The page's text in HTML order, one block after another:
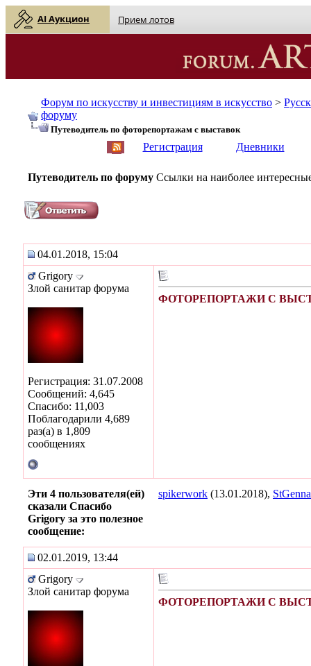
AI Аукцион Прием лотов
Форум по искусству и инвестициям в искусство >
форуму
Путеводитель по фоторепортажам с выставок
Регистрация Дневники
Путеводитель по форуму Ссылки на наиболее
04.01.2018, 15:04
Grigory
Злой санитар форума
Регистрация: 31.07.2008
Сообщений: 4,645
Спасибо: 11,003
Поблагодарили 4,689
раз(а) в 1,809
сообщениях
ФОТОРЕПОРТАЖИ С
Эти 4 пользователя(ей)
сказали Спасибо
Grigory за это полезное
сообщение:
spikerwork (13.01.2018),
02.01.2019, 13:44
Grigory
Злой санитар форума
ФОТОРЕПОРТАЖИ С